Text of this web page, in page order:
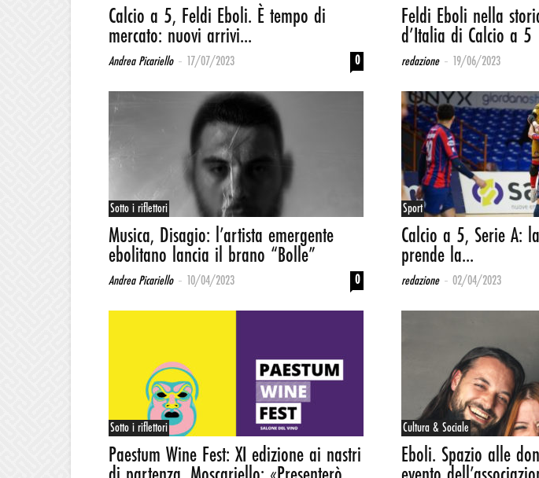
Calcio a 5, Feldi Eboli. È tempo di
mercato: nuovi arrivi...
Andrea Picariello - 17/07/2023 0
Feldi Eboli nella
d’Italia di Calcio a 5
redazione - 19/06/2023
Sotto i riflettori
Musica, Disagio: l’artista emergente
ebolitano lancia il brano “Bolle”
Andrea Picariello - 10/04/2023 0
Sport
Calcio a 5, Serie A:
prende la...
redazione - 02/04/2023
Sotto i riflettori
Paestum Wine Fest: XI edizione ai nastri
Cultura & Sociale
Eboli. Spazio alle